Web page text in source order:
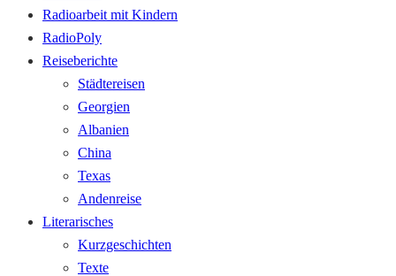
Radioarbeit mit Kindern
RadioPoly
Reiseberichte
Städtereisen
Georgien
Albanien
China
Texas
Andenreise
Literarisches
Kurzgeschichten
Texte